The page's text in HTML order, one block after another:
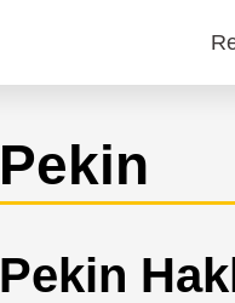
Pekin
Pekin